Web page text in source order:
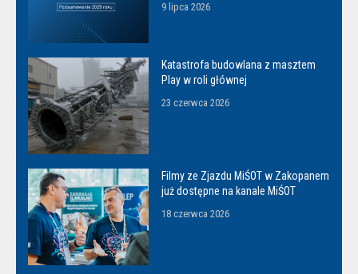
9 lipca 2026
Katastrofa budowlana z masztem
Play w roli głównej
23 czerwca 2026
Filmy ze Zjazdu MiŚOT w Zakopanem
już dostępne na kanale MiŚOT
18 czerwca 2026